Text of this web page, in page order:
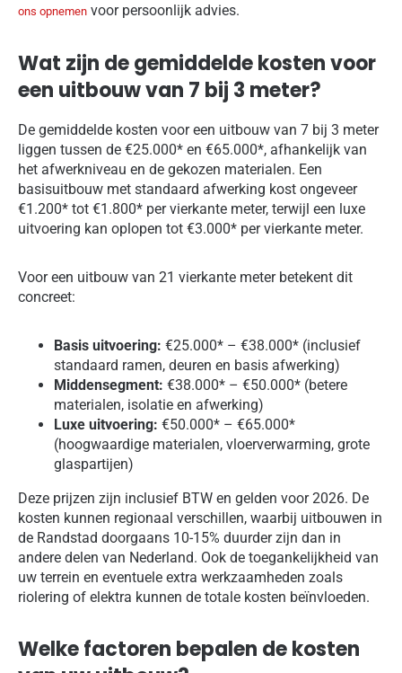
ons opnemen voor persoonlijk advies.
Wat zijn de gemiddelde kosten voor
een uitbouw van 7 bij 3 meter?
De gemiddelde kosten voor een uitbouw van 7 bij 3 meter
liggen tussen de €25.000* en €65.000*, afhankelijk van
het afwerkniveau en de gekozen materialen. Een
basisuitbouw met standaard afwerking kost ongeveer
€1.200* tot €1.800* per vierkante meter, terwijl een luxe
uitvoering kan oplopen tot €3.000* per vierkante meter.
Voor een uitbouw van 21 vierkante meter betekent dit
concreet:
Basis uitvoering: €25.000* – €38.000* (inclusief
standaard ramen, deuren en basis afwerking)
Middensegment: €38.000* – €50.000* (betere
materialen, isolatie en afwerking)
Luxe uitvoering: €50.000* – €65.000*
(hoogwaardige materialen, vloerverwarming, grote
glaspartijen)
Deze prijzen zijn inclusief BTW en gelden voor 2026. De
kosten kunnen regionaal verschillen, waarbij uitbouwen in
de Randstad doorgaans 10-15% duurder zijn dan in
andere delen van Nederland. Ook de toegankelijkheid van
uw terrein en eventuele extra werkzaamheden zoals
riolering of elektra kunnen de totale kosten beïnvloeden.
Welke factoren bepalen de kosten